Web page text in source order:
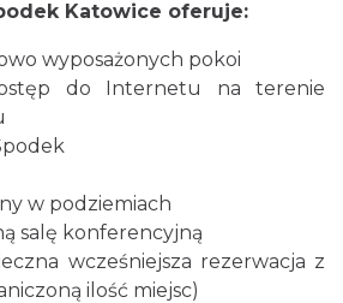
Katowice oferuje:
wyposażonych pokoi
do Internetu na terenie
w podziemiach
salę konferencyjną
wcześniejsza rezerwacja z
ilość miejsc)